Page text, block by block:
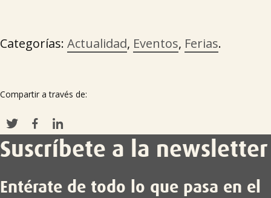
Categorías: Actualidad, Eventos, Ferias.
Compartir a través de:
Suscríbete a la newsletter
Entérate de todo lo que pasa en el